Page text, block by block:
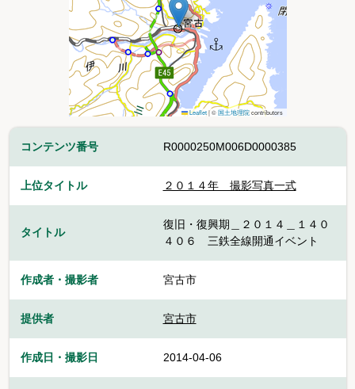
Leaflet|©国土地理院contributors
コンテンツ番号 R0000250M006D0000385
上位タイトル ２０１４年 撮影写真一式
タイトル
復旧・復興期＿２０１４＿１４０
４０６ 三鉄全線開通イベント
作成者・撮影者 宮古市
提供者 宮古市
作成日・撮影日 2014-04-06